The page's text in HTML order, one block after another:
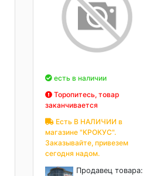
есть в наличии
Торопитесь, товар
заканчивается
Есть В НАЛИЧИИ в
магазине "КРОКУС".
Заказывайте, привезем
сегодня надом.
Продавец товара: